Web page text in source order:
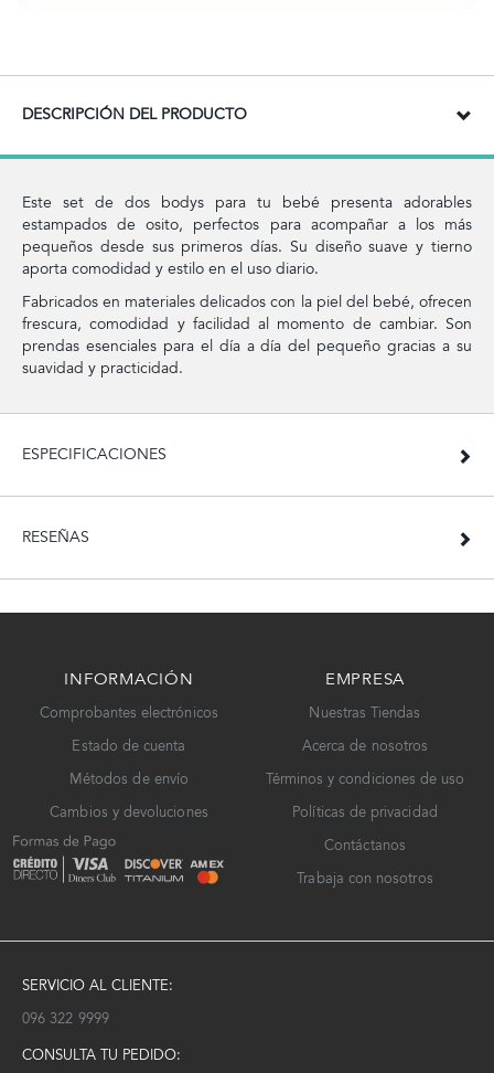
DESCRIPCIÓN DEL PRODUCTO
Este set de dos bodys para tu bebé presenta adorables
estampados de osito, perfectos para acompañar a los más
pequeños desde sus primeros días. Su diseño suave y tierno
aporta comodidad y estilo en el uso diario.
Fabricados en materiales delicados con la piel del bebé, ofrecen
frescura, comodidad y facilidad al momento de cambiar. Son
prendas esenciales para el día a día del pequeño gracias a su
suavidad y practicidad.
ESPECIFICACIONES
RESEÑAS
INFORMACIÓN
Comprobantes electrónicos
Estado de cuenta
Métodos de envío
Cambios y devoluciones
EMPRESA
Nuestras Tiendas
Acerca de nosotros
Términos y condiciones de uso
Políticas de privacidad
Contáctanos
Trabaja con nosotros
SERVICIO AL CLIENTE:
096 322 9999
CONSULTA TU PEDIDO: